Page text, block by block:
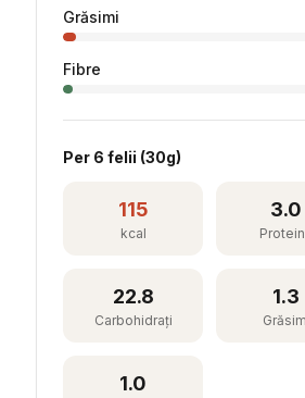
Grăsimi
Fibre
Per 6 felii (30g)
115
kcal
3.0
22.8
Carbohidrați
1.3
1.0